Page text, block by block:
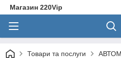
Магазин 220Vip
Товари та послуги